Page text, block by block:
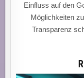
Einfluss auf den
Möglichkeiten
Transparenz